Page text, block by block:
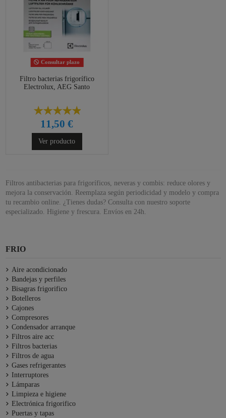
Consultar plazo
Filtro bacterias frigorífico
Electrolux, AEG Santo
11,50 €
Ver producto
Filtros antibacterias para frigoríficos, neveras y combis: reduce olores y
mejora la conservación. Reemplaza según periodicidad y modelo y compra
tu recambio online. ¿Tienes dudas? Consulta con nuestro soporte
especializado. Higiene y frescura. Envíos en 24h.
FRIO
Aire acondicionado
Bandejas y perfiles
Bisagras frigorifico
Botelleros
Cajones
Compresores
Condensador arranque
Filtros aire acc
Filtros bacterias
Filtros de agua
Gases refrigerantes
Interruptores
Lámparas
Limpieza e higiene
Electrónica frigorifico
Puertas y tapas